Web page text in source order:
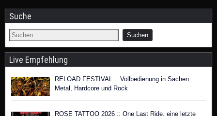
Suche
Live Empfehlung
RELOAD FESTIVAL :: Vollbedienung in Sachen
Metal, Hardcore und Rock
ROSE TATTOO 2026 :: One Last Ride, eine letzte